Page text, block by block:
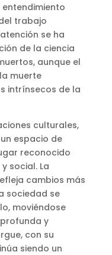
trabajo
se ha
de la ciencia
aunque el
muerte
intrínsecos de la
culturales,
espacio de
reconocido
social. La
cambios más
sociedad se
moviéndose
y
con su
siendo un